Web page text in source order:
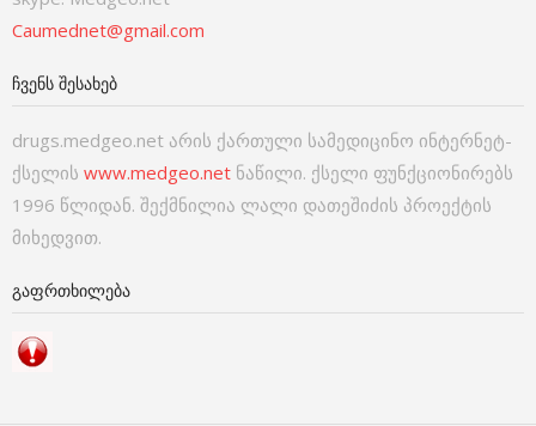
Caumednet@gmail.com
ᲩᲕᲔᲜᲡ ᲨᲔᲡᲐᲮᲔᲑ
drugs.medgeo.net არის ქართული სამედიცინო ინტერნეტ-
ქსელის www.medgeo.net ნაწილი. ქსელი ფუნქციონირებს
1996 წლიდან. შექმნილია ლალი დათეშიძის პროექტის
მიხედვით.
ᲒᲐᲤᲠᲗᲮᲘᲚᲔᲑᲐ